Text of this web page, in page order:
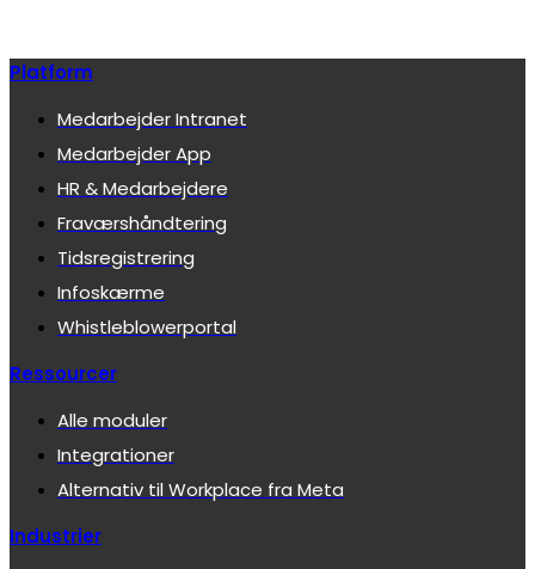
Platform
Medarbejder Intranet
Medarbejder App
HR & Medarbejdere
Fraværshåndtering
Tidsregistrering
Infoskærme
Whistleblowerportal
Ressourcer
Alle moduler
Integrationer
Alternativ til Workplace fra Meta
Industrier